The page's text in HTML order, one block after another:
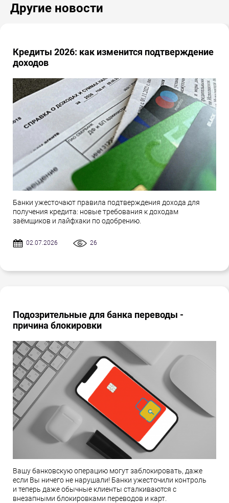
Другие новости
Кредиты 2026: как изменится подтверждение
доходов
Банки ужесточают правила подтверждения дохода для
получения кредита: новые требования к доходам
заёмщиков и лайфхаки по одобрению.
02.07.2026 26
Подозрительные для банка переводы -
причина блокировки
Вашу банковскую операцию могут заблокировать, даже
если Вы ничего не нарушали! Банки ужесточили контроль
и теперь даже обычные клиенты сталкиваются с
внезапными блокировками переводов и карт.